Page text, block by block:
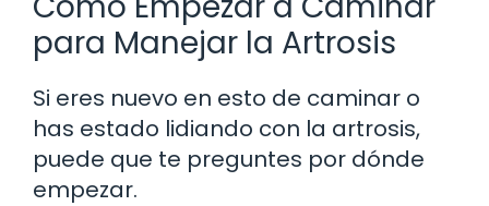
para Manejar la Artrosis
Si eres nuevo en esto de caminar o
has estado lidiando con la artrosis,
puede que te preguntes por dónde
empezar.